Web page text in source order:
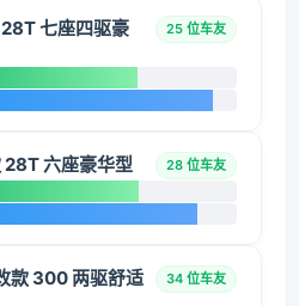
七座四驱豪
25 位车友
六座豪华型 28 位车友
款 300 两驱舒适
34 位车友